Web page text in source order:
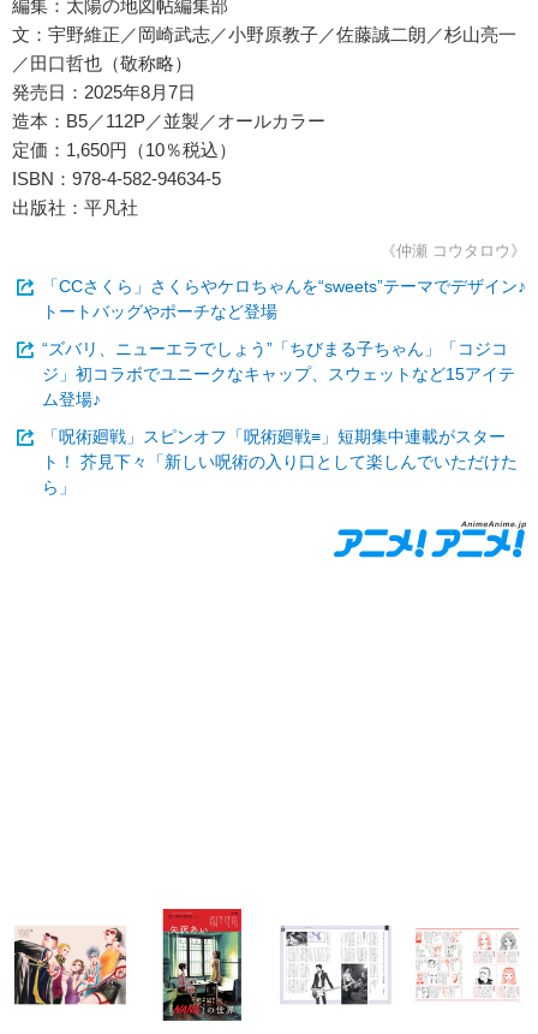
編集：太陽の地図帖編集部
文：宇野維正／岡崎武志／小野原教子／佐藤誠二朗／杉山亮一
／田口哲也（敬称略）
発売日：2025年8月7日
造本：B5／112P／並製／オールカラー
定価：1,650円（10％税込）
ISBN：978-4-582-94634-5
出版社：平凡社
《仲瀬 コウタロウ》
「CCさくら」さくらやケロちゃんを“sweets”テーマでデザイン♪
トートバッグやポーチなど登場
“ズバリ、ニューエラでしょう”「ちびまる子ちゃん」「コジコ
ジ」初コラボでユニークなキャップ、スウェットなど15アイテ
ム登場♪
「呪術廻戦」スピンオフ「呪術廻戦≡」短期集中連載がスター
ト！ 芥見下々「新しい呪術の入り口として楽しんでいただけた
ら」